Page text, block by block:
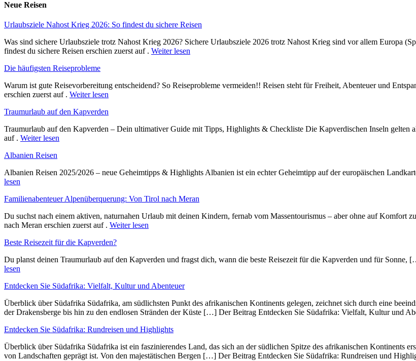
Neue Reisen
Urlaubsziele Nahost Krieg 2026: So findest du sichere Reisen
Was sind sichere Urlaubsziele trotz Nahost Krieg 2026? Sichere Urlaubsziele 2026 trotz Nahost Krieg sind vor allem Europa
findest du sichere Reisen erschien zuerst auf . Weiter lesen
Die häufigsten Reiseprobleme
Warum ist gute Reisevorbereitung entscheidend? So Reiseprobleme vermeiden!! Reisen steht für Freiheit, Abenteuer und
erschien zuerst auf . Weiter lesen
Traumurlaub auf den Kapverden
Traumurlaub auf den Kapverden – Dein ultimativer Guide mit Tipps, Highlights & Checkliste Die Kapverdischen Inseln
auf . Weiter lesen
Albanien Reisen
Albanien Reisen 2025/2026 – neue Geheimtipps & Highlights Albanien ist ein echter Geheimtipp auf der europäischen
lesen
Familienabenteuer Alpenüberquerung: Von Tirol nach Meran
Du suchst nach einem aktiven, naturnahen Urlaub mit deinen Kindern, fernab vom Massentourismus – aber ohne auf
nach Meran erschien zuerst auf . Weiter lesen
Beste Reisezeit für die Kapverden?
Du planst deinen Traumurlaub auf den Kapverden und fragst dich, wann die beste Reisezeit für die Kapverden und für
lesen
Entdecken Sie Südafrika: Vielfalt, Kultur und Abenteuer
Überblick ü‬ber Südafrika Südafrika, a‬m südlichsten Punkt d‬es afrikanischen Kontinents gelegen, zeichnet s‬ich d‬urch e‬ine
d‬er Drakensberge b‬is hin z‬u d‬en endlosen Stränden d‬er Küste […] Der Beitrag Entdecken Sie Südafrika: Vielfalt, Kultur und
Entdecken Sie Südafrika: Rundreisen und Highlights
Überblick ü‬ber Südafrika Südafrika i‬st e‬in faszinierendes Land, d‬as s‬ich a‬n d‬er südlichen Spitze d‬es afrikanischen Kontinents
v‬on Landschaften geprägt ist. V‬on d‬en majestätischen Bergen […] Der Beitrag Entdecken Sie Südafrika: Rundreisen und